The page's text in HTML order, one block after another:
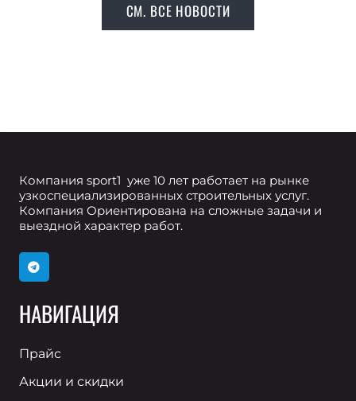
СМ. ВСЕ НОВОСТИ
Компания sport1 уже 10 лет работает на рынке
узкоспециализированных строительных услуг.
Компания Ориентирована на сложные задачи и
выездной характер работ.
НАВИГАЦИЯ
Прайс
Акции и скидки